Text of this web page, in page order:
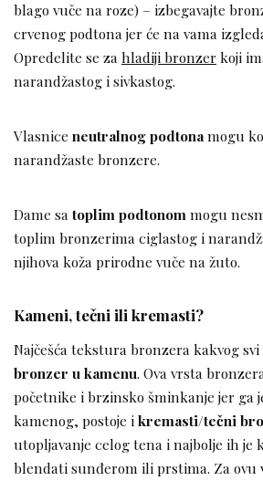
blago vuče na roze) – izbegavajte
crvenog podtona jer će na vama
Opredelite se zahladiji bronzer koji
narandžastog i sivkastog.
Vlasnice neutralnog podtonamogu
narandžaste bronzere.
Dame satoplim podtonommogu
toplim bronzerima ciglastog i
njihova koža prirodne vuče na žuto.
Kameni, tečni ili kremasti?
Najčešća tekstura bronzera kakvog svi
bronzer u kamenu. Ova vrsta
početnike i brzinsko šminkanje jer ga
kamenog, postoje ikremasti/tečni
utopljavanje celog tena i najbolje ih
blendati sunđerom ili prstima. Za ovu